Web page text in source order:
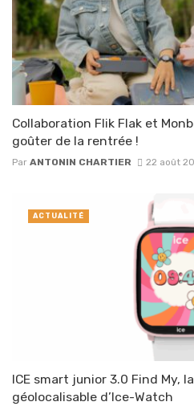
Collaboration Flik Flak et
goûter de la rentrée !
Par ANTONIN CHARTIER 22 août
ICE smart junior 3.0 Find My,
géolocalisable d’Ice-Watch
ACTUALITÉ